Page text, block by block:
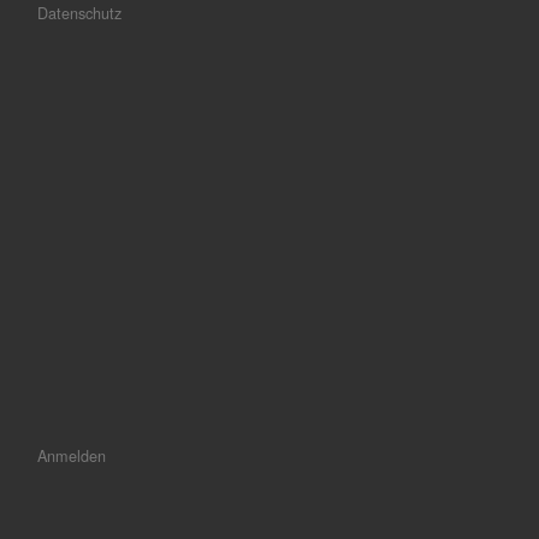
Datenschutz
Anmelden